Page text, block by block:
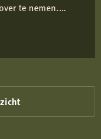
te nemen.
zoals de